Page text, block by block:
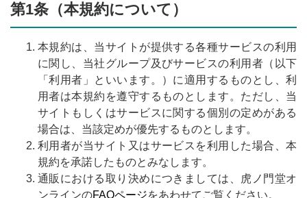
第1条（本規約について）
本規約は、当サイトが提供する各種サービスの利用
に関し、当社グループ及びサービスの利用者（以下
「利用者」といいます。）に適用するものとし、利
用者は本規約を遵守するものとします。ただし、当
サイトもしくはサービスに関する個別の定めがある
場合は、当該定めが優先するものとします。
利用者が当サイト又はサービスを利用した場合、本
規約を承諾したものとみなします。
通販における取り決めにつきましては、虎ノ門堂オ
ンラインのFAQページをあわせてご覧ください。